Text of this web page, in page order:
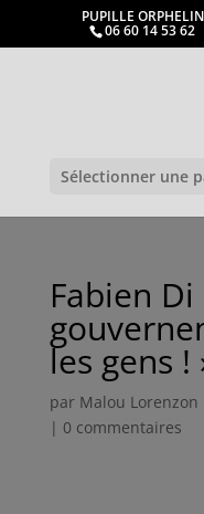
PUPILLE
06 60 14 53 62
Sélectionner une
Fabien
les gens !
par Malou Lorenzon
| 0 commentaires